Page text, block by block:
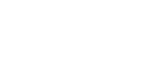
和公共知識份子以一貫的坦率風格